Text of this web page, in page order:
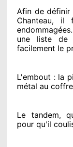
Afin de définir
Chanteau, il
endommagées
une liste de
facilement le
L'embout : la
métal au
Le tandem,
pour qu'il